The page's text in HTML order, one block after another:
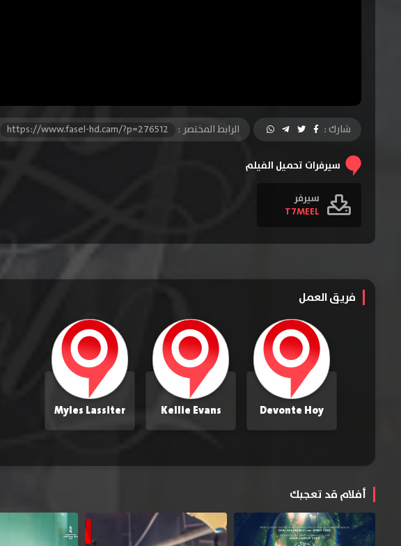
شارك : الرابط المختصر : https://www.fasel-hd.cam/?p=276512
سيرفرات تحميل الفيلم
سيرفر
T7MEEL
فريق العمل
Devonte Hoy
Kellie Evans
Myles Lassiter
أفلام قد تعجبك